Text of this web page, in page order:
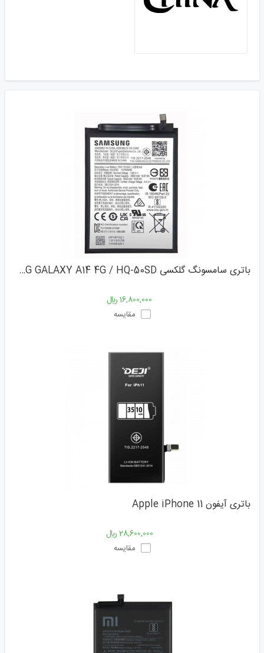
باتری سامسونگ گلکسی SAMSUNG GALAXY A14 4G / HQ-50SD
16,800,000 ﷼
مقایسه
باتری آیفون Apple iPhone 11
28,600,000 ﷼
مقایسه